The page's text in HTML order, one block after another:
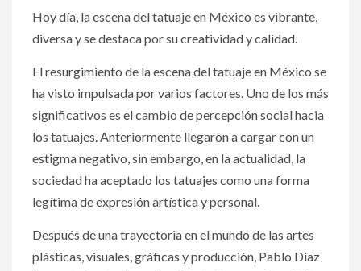
Hoy día, la escena del tatuaje en México es vibrante,
diversa y se destaca por su creatividad y calidad.
El resurgimiento de la escena del tatuaje en México se
ha visto impulsada por varios factores. Uno de los más
significativos es el cambio de percepción social hacia
los tatuajes. Anteriormente llegaron a cargar con un
estigma negativo, sin embargo, en la actualidad, la
sociedad ha aceptado los tatuajes como una forma
legítima de expresión artística y personal.
Después de una trayectoria en el mundo de las artes
plásticas, visuales, gráficas y producción, Pablo Díaz